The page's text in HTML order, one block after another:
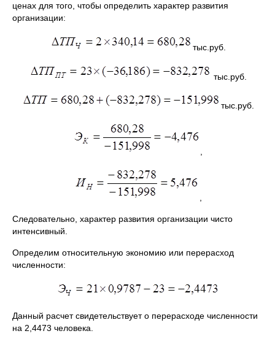
ценах для того, чтобы определить характер развития
организации:
тыс.руб.
тыс.руб.
тыс.руб.
Следовательно, характер развития организации чисто
интенсивный.
Определим относительную экономию или перерасход
численности:
Данный расчет свидетельствует о перерасходе численности
на 2,4473 человека.